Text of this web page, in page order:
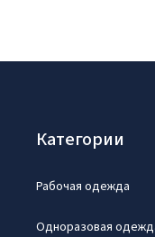
Категории
Рабочая одежда
Одноразовая